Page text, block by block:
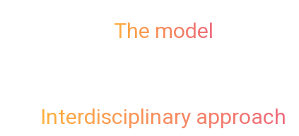
The model
Interdisciplinary approach